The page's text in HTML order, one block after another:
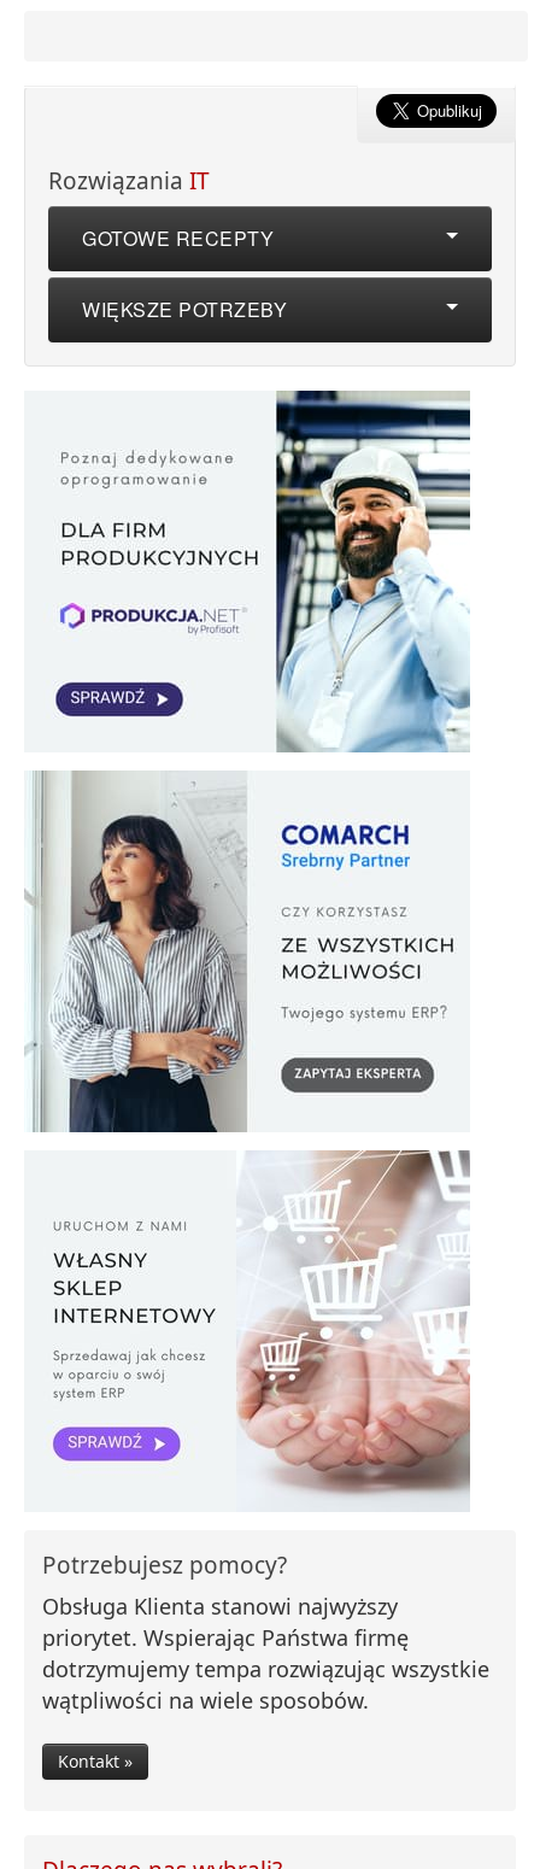
Rozwiązania IT
GOTOWE RECEPTY
WIĘKSZE POTRZEBY
Potrzebujesz pomocy?
Obsługa Klienta stanowi najwyższy
priorytet. Wspierając Państwa firmę
dotrzymujemy tempa rozwiązując wszystkie
wątpliwości na wiele sposobów.
Kontakt »